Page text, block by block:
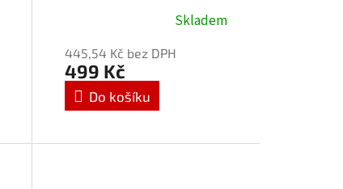
Skladem
445,54 Kč bez DPH
499 Kč
Do košíku